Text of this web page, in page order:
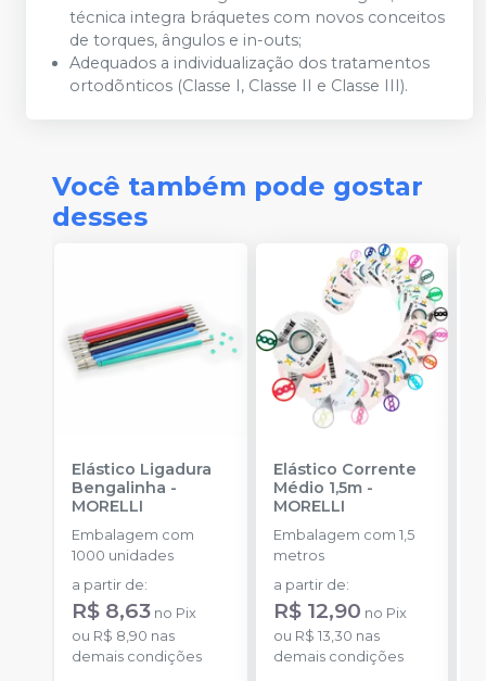
técnica integra bráquetes com novos conceitos
de torques, ângulos e in-outs;
Adequados a individualização dos tratamentos
ortodõnticos (Classe I, Classe II e Classe III).
Você também pode gostar
desses
Elástico Ligadura
Bengalinha -
MORELLI
Embalagem com
1000 unidades
a partir de:
R$ 8,63 no Pix
ou R$ 8,90 nas
demais condições
Elástico Corrente
Médio 1,5m-
MORELLI
Embalagem com 1,5
metros
a partir de:
R$ 12,90 no Pix
ou R$ 13,30 nas
demais condições